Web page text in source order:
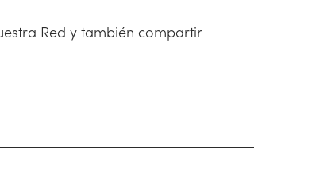
Red y también compartir